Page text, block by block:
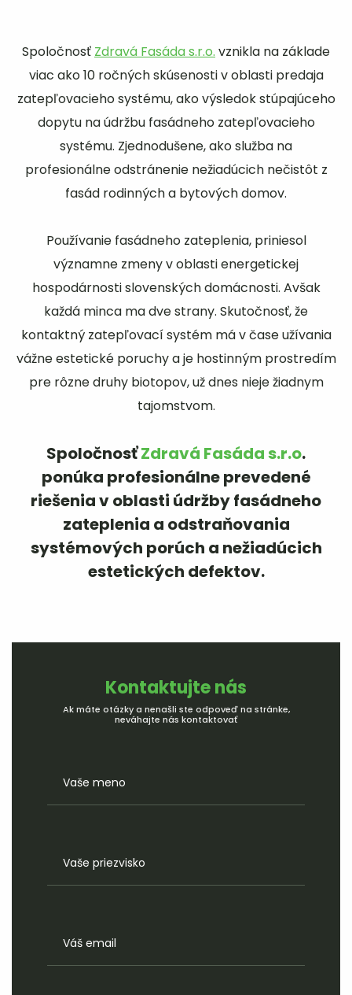
Spoločnosť Zdravá Fasáda s.r.o. vznikla na základe
viac ako 10 ročných skúsenosti v oblasti predaja
zatepľovacieho systému, ako výsledok stúpajúceho
dopytu na údržbu fasádneho zatepľovacieho
systému. Zjednodušene, ako služba na
profesionálne odstránenie nežiadúcich nečistôt z
fasád rodinných a bytových domov.
Používanie fasádneho zateplenia, priniesol
významne zmeny v oblasti energetickej
hospodárnosti slovenských domácnosti. Avšak
každá minca ma dve strany. Skutočnosť, že
kontaktný zatepľovací systém má v čase užívania
vážne estetické poruchy a je hostinným prostredím
pre rôzne druhy biotopov, už dnes nieje žiadnym
tajomstvom.
SpoločnosťZdravá Fasáda s.r.o.
ponúka profesionálne prevedené
riešenia v oblasti údržby fasádneho
zateplenia a odstraňovania
systémových porúch a nežiadúcich
estetických defektov.
Kontaktujte nás
Ak máte otázky a nenašli ste odpoveď na stránke,
neváhajte nás kontaktovať